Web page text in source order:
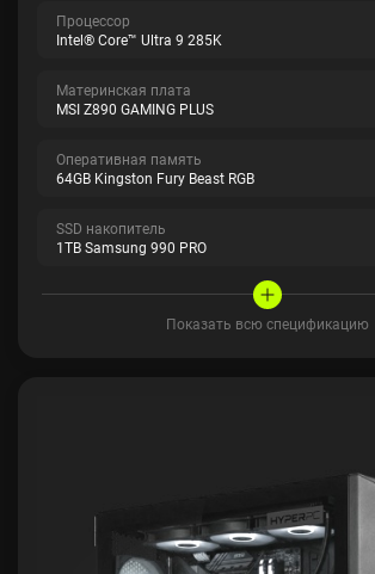
Процессор
Intel® Core™ Ultra 9 285K
Материнская плата
MSI Z890 GAMING PLUS
Оперативная память
64GB Kingston Fury Beast RGB
SSD накопитель
1TB Samsung 990 PRO
Показать всю спецификацию